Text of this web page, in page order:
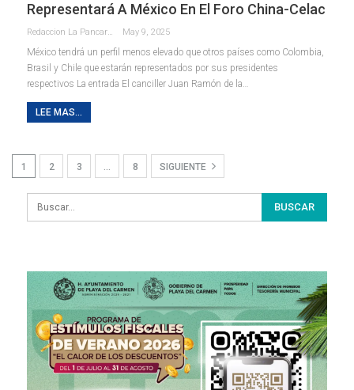
Representará A México En El Foro China-Celac
Redaccion La Pancarta De Quintana Roo May 9, 2025
México tendrá un perfil menos elevado que otros países como Colombia,
Brasil y Chile que estarán representados por sus presidentes
respectivos La entrada El canciller Juan Ramón de la…
LEE MAS...
1 2 3 … 8 SIGUIENTE